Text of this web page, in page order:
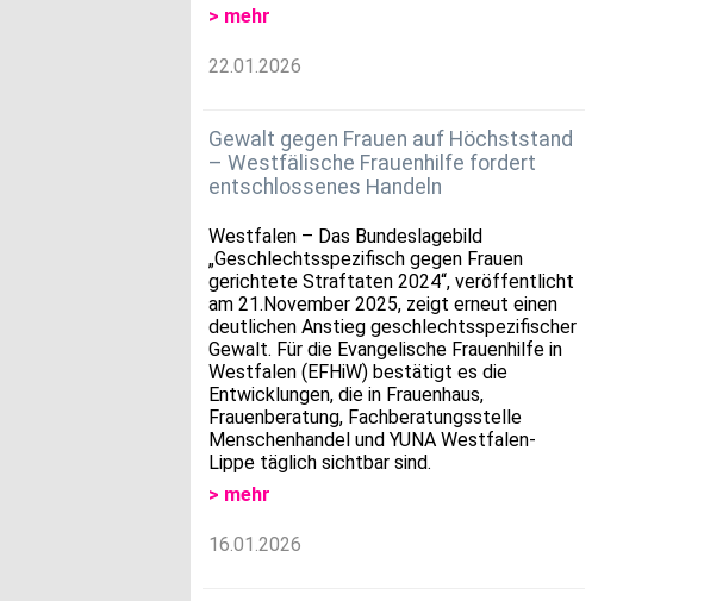
> mehr
22.01.2026
Gewalt gegen Frauen auf Höchststand
– Westfälische Frauenhilfe fordert
entschlossenes Handeln
Westfalen – Das Bundeslagebild
„Geschlechtsspezifisch gegen Frauen
gerichtete Straftaten 2024“, veröffentlicht
am 21.November 2025, zeigt erneut einen
deutlichen Anstieg geschlechtsspezifischer
Gewalt. Für die Evangelische Frauenhilfe in
Westfalen (EFHiW) bestätigt es die
Entwicklungen, die in Frauenhaus,
Frauenberatung, Fachberatungsstelle
Menschenhandel und YUNA Westfalen-
Lippe täglich sichtbar sind.
> mehr
16.01.2026